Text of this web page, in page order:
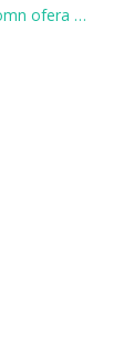
Care sunt ocaziile in care un domn ofera flori?